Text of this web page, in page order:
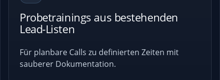
Probetrainings aus bestehenden
Lead-Listen
Für planbare Calls zu definierten Zeiten mit
sauberer Dokumentation.